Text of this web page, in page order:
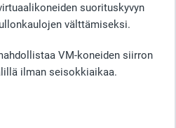
suorituskyvyn
välttämiseksi.
VM-koneiden siirron
ilman seisokkiaikaa.